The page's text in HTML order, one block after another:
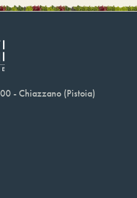
- Chiazzano (Pistoia)